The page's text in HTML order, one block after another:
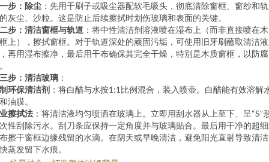
步：除尘 ：先用干刷子或吸尘器配软毛吸头，彻底清除窗框、窗纱和
灰尘、沙粒。这是防止后续擦拭时划伤玻璃和表面的关键。
步：清洁窗框与轨道 ：将中性清洁剂溶液喷在湿布上（而非直接喷在
上），擦拭窗框。对于轨道深处的顽固污垢，可使用旧牙刷蘸取清洁
再用湿布擦净，最后用干布确保其完全干燥，特别是木质窗框，以防腐
步：清洁玻璃 ：
环保清洁剂 ：将白醋与水按1:1比例混合，装入喷壶。白醋能有效溶解
油膜。
擦拭法 ：将清洁液均匀喷洒在玻璃上。立即用刮水器从上至下、呈“S”
性刮除污水。刮刀条应保持一定角度并与玻璃贴合。最后用干净的超
擦干窗框边缘残留的水滴。在阴天或早晚清洁，避免阳光直射导致清
蒸发留下水痕。